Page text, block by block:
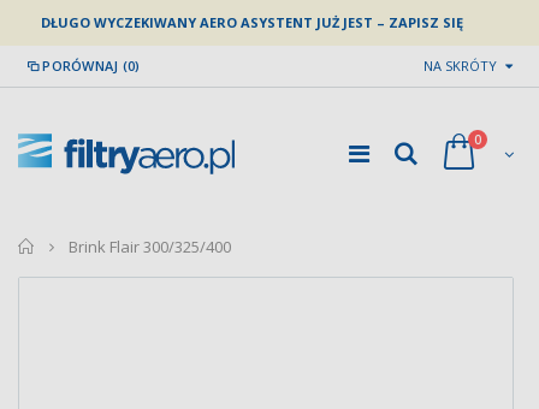
DŁUGO WYCZEKIWANY AERO ASYSTENT JUŻ JEST – ZAPISZ SIĘ
PORÓWNAJ (0) NA SKRÓTY
0
home
Brink Flair 300/325/400